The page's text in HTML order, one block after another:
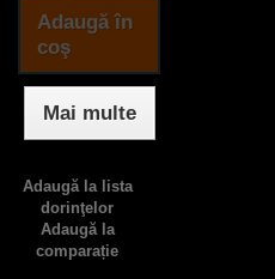
Adaugă în
coş
Mai multe
Adaugă la lista
dorinţelor
Adaugă la
comparație